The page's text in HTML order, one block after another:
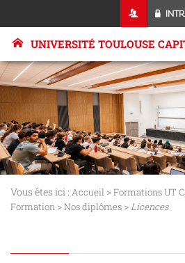
UNIVERSITÉ TOULOUSE
Vous êtes ici : Accueil >Formations UT
Formation >Nos diplômes >Licences